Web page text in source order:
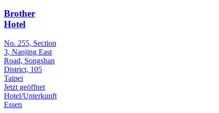
Brother
Hotel
No. 255, Section
3, Nanjing East
Road, Songshan
District, 105
Taipei
Jetzt geöffnet
Hotel/Unterkunft
Essen